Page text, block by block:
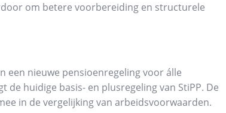
om betere voorbereiding en structurele
een nieuwe pensioenregeling voor álle
de huidige basis- en plusregeling van StiPP. De
in de vergelijking van arbeidsvoorwaarden.